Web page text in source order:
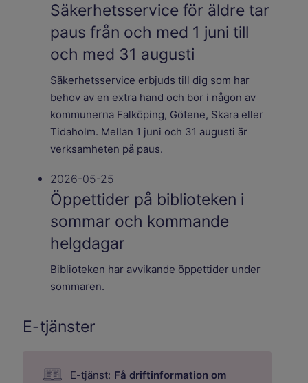
Säkerhetsservice för äldre tar
paus från och med 1 juni till
och med 31 augusti
Säkerhetsservice erbjuds till dig som har
behov av en extra hand och bor i någon av
kommunerna Falköping, Götene, Skara eller
Tidaholm. Mellan 1 juni och 31 augusti är
verksamheten på paus.
2026-05-25
Öppettider på biblioteken i
sommar och kommande
helgdagar
Biblioteken har avvikande öppettider under
sommaren.
E-tjänster
E-tjänst: Få driftinformation om